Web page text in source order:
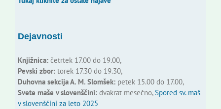
Dejavnosti
Knjižnica:četrtek 17.00 do 19.00,
Pevski zbor:torek 17.30 do 19.30,
Duhovna sekcija A. M. Slomšek:petek 15.00 do 17.00,
Svete maše v slovenščini:dvakrat mesečno,Spored sv. maš
v slovenščini za leto 2025